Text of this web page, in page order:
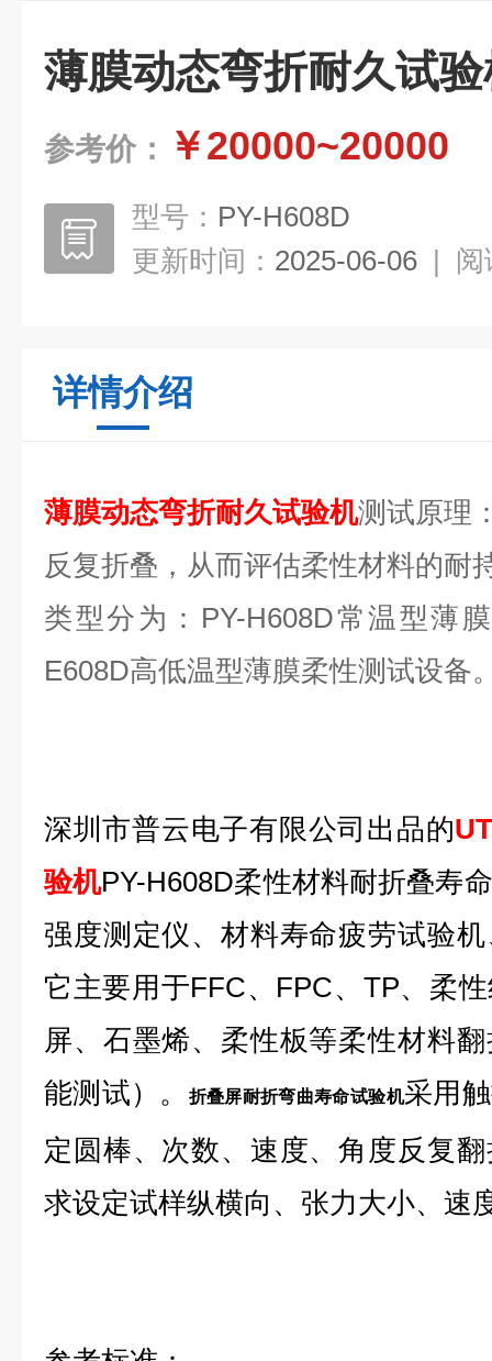
薄膜动态弯折耐久试
参考价： ￥20000~20000
型号： PY-H608D
更新时间： 2025-06-06 | 阅
详情介绍
薄膜动态弯折耐久试验机测试原理
反复折叠，从而评估柔性材料的耐
类型分为：PY-H608D常温型薄
E608D高低温型薄膜柔性测试设备
深圳市普云电子有限公司出品的
验机PY-H608D柔性材料耐折叠寿
强度测定仪、材料寿命疲劳试验
它主要用于FFC、FPC、TP、柔
屏、石墨烯、柔性板等柔性材料
能测试）。
折叠屏耐折弯曲寿命试验机采用
定圆棒、次数、速度、角度反复
求设定试样纵横向、张力大小、速